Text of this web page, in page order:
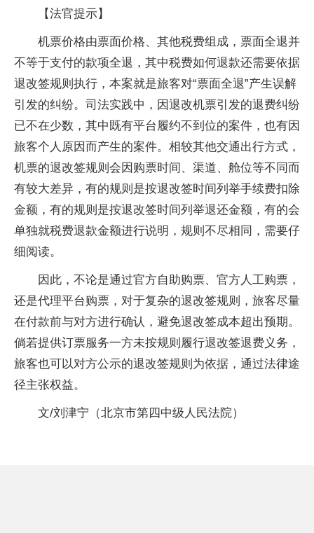
【法官提示】
机票价格由票面价格、其他税费组成，票面全退并
不等于支付的款项全退，其中税费如何退款还需要依据
退改签规则执行，本案就是旅客对“票面全退”产生误解
引发的纠纷。司法实践中，因退改机票引发的退费纠纷
已不在少数，其中既有平台履约不到位的案件，也有因
旅客个人原因而产生的案件。相较其他交通出行方式，
机票的退改签规则会因购票时间、渠道、舱位等不同而
有较大差异，有的规则是按退改签时间列举手续费扣除
金额，有的规则是按退改签时间列举退还金额，有的会
单独就税费退款金额进行说明，规则不尽相同，需要仔
细阅读。
因此，不论是通过官方自助购票、官方人工购票，
还是代理平台购票，对于复杂的退改签规则，旅客尽量
在付款前与对方进行确认，避免退改签成本超出预期。
倘若提供订票服务一方未按规则履行退改签退费义务，
旅客也可以对方公示的退改签规则为依据，通过法律途
径主张权益。
文/刘津宁（北京市第四中级人民法院）